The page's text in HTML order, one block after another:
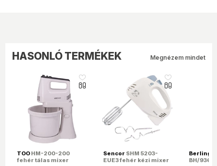
HASONLÓ TERMÉKEK Megnézem mindet
like_16
TOO HM-200-200
fehér tálas mixer
like_16
Sencor SHM 5203-
EUE3 fehér kézi mixer
BH/9368